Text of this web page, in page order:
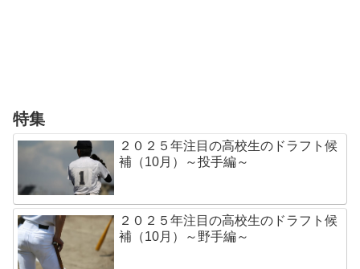
特集
２０２５年注目の高校生のドラフト候
補（10月）～投手編～
２０２５年注目の高校生のドラフト候
補（10月）～野手編～